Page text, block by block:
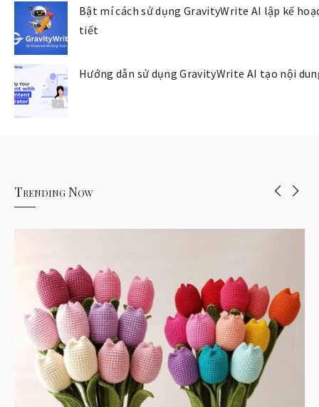
Bật mí cách sử dụng GravityWrite AI lập kế
tiết
Hướng dẫn sử dụng GravityWrite AI tạo nội
Trending Now